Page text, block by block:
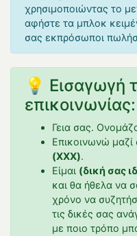
χρησιμοποιώντας το
αφήστε τα μπλοκ
σας εκπρόσωποι
💡 Εισαγωγή
επικοινωνίας:
Γεια σας.
Επικοινωνώ μαζί
(XXX).
Είμαι (δική σας
και θα ήθελα να
χρόνο να
τις δικές σας
με ποιο τρόπο